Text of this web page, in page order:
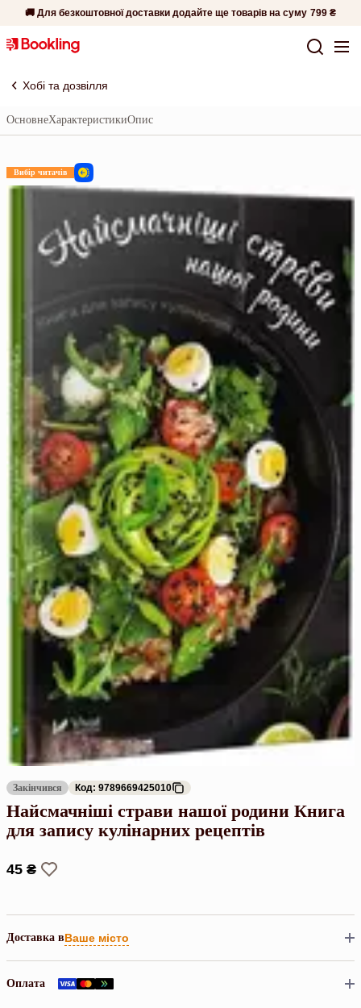
🚚 Для безкоштовної доставки додайте ще товарів на суму 799 ₴
Хобі та дозвілля
ОсновнеХарактеристикиОпис
Вибір читачів
Закінчився Код: 9789669425010
Найсмачніші страви нашої родини Книга
для запису кулінарних рецептів
45 ₴
Доставка вВаше місто
Оплата